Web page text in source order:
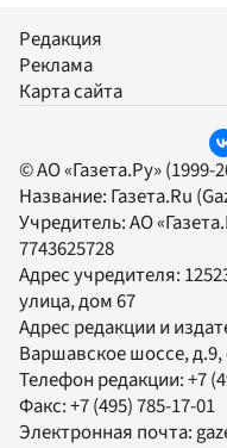
Редакция
Реклама
Карта сайта
© АО «Газета.Ру» (1999-
Название: Газета.Ru
Учредитель:АО
7743625728
Адрес учредителя:
улица, дом 67
Адрес редакции и
Варшавское шоссе, д.9,
Телефон редакции:+7
Факс:+7 (495) 785-17-01
Электронная почта: